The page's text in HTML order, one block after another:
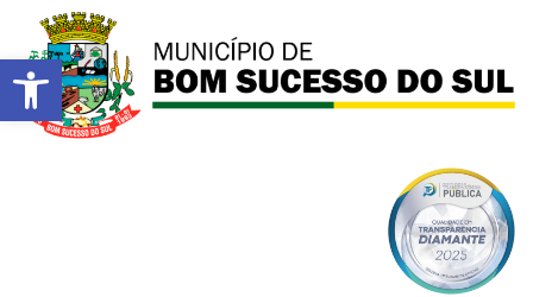
Barra de Ferramentas